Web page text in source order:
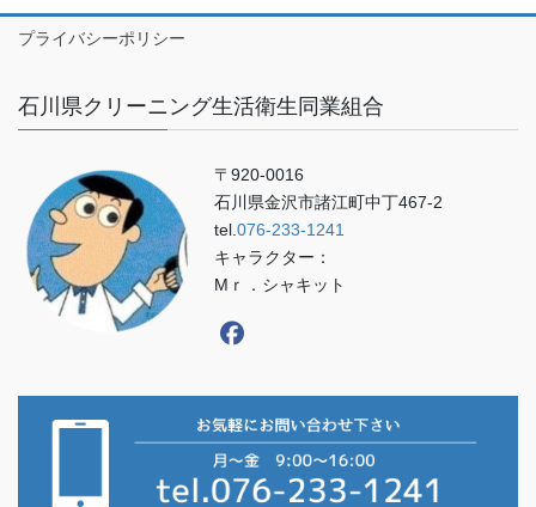
プライバシーポリシー
石川県クリーニング生活衛生同業組合
〒920-0016
石川県金沢市諸江町中丁467-2
tel.076-233-1241
キャラクター：
Mｒ．シャキット